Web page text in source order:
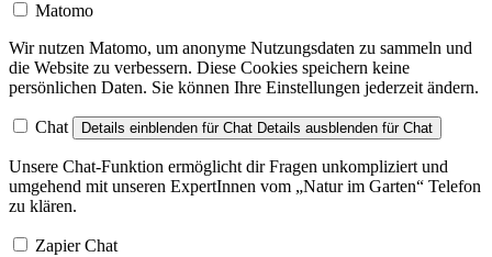
Matomo
Wir nutzen Matomo, um anonyme Nutzungsdaten zu sammeln und
die Website zu verbessern. Diese Cookies speichern keine
persönlichen Daten. Sie können Ihre Einstellungen jederzeit ändern.
Chat Details einblenden für Chat Details ausblenden für Chat
Unsere Chat-Funktion ermöglicht dir Fragen unkompliziert und
umgehend mit unseren ExpertInnen vom „Natur im Garten“ Telefon
zu klären.
Zapier Chat